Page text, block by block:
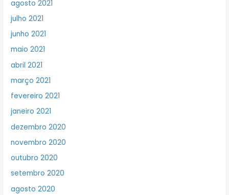
agosto 2021
julho 2021
junho 2021
maio 2021
abril 2021
março 2021
fevereiro 2021
janeiro 2021
dezembro 2020
novembro 2020
outubro 2020
setembro 2020
agosto 2020